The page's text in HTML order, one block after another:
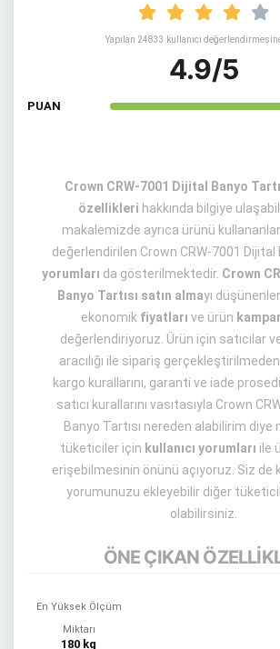
Yapılan 24833 kullanıcı
4.9/5
PUAN
Crown CRW-7001 Dijital Banyo
özellikleri hakkında bilgiye
makalemizde ayrıca ürünü
değerlendirilen Crown CRW-7001 Dijital
yorumları da gösterilmektedir. Crown
Banyo Tartısı satın almayı
ekonomik fiyatları ve ürün
değerlendiriyoruz. Ürün için satıcılar
aracılığı ile sipariş
kargo kurallarını, garanti ve iade
satıcı kurallarını vasıtasıyla Crown
Banyo Tartısı nereden alabilirim diye
tüketiciler için kullanıcı yorumları ile
erişebilmesinin önünü açıyoruz. Siz de
yorumunuzu ekleyebilir diğer
olabilirsiniz.
ÖNE ÇIKAN
En Yüksek Ölçüm
Miktarı
180 kg